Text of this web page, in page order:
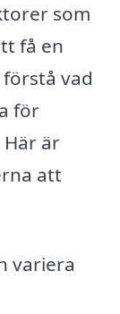
som
få en
vad
för
är
att
variera